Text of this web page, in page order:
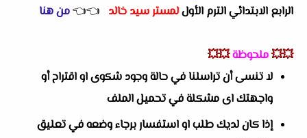
الرابع الابتدائي الترم الأوللمستر سيد خالد 👈
👈من هنا
💥💥ملحوظة💥💥
لا تنسى أن تراسلنا في حالة وجود شكوى او اقتراح أو
واجهتك اى مشكلة في تحميل الملف
إذا كان لديك طلب او استفسار برجاء وضعه في تعليق